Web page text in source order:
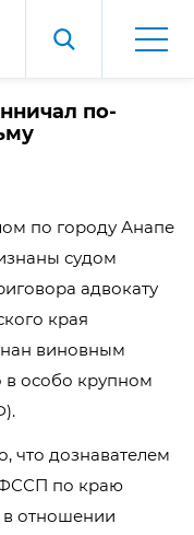
по-
по городу Анапе
судом
адвокату
края
виновным
особо крупном
что дознавателем
по краю
в отношении